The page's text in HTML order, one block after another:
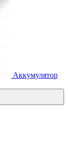
Аккумулятор